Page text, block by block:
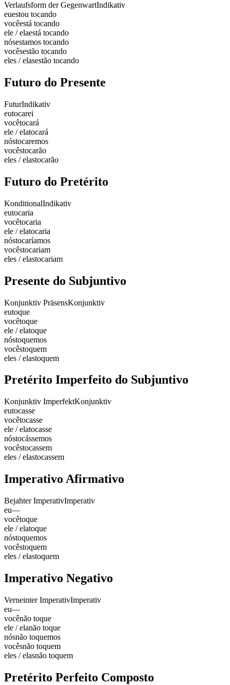
Verlaufsform der GegenwartIndikativ
euestou tocando
vocêestá tocando
ele / elaestá tocando
nósestamos tocando
vocêsestão tocando
eles / elasestão tocando
Futuro do Presente
FuturIndikativ
eutocarei
vocêtocará
ele / elatocará
nóstocaremos
vocêstocarão
eles / elastocarão
Futuro do Pretérito
KonditionalIndikativ
eutocaria
vocêtocaria
ele / elatocaria
nóstocaríamos
vocêstocariam
eles / elastocariam
Presente do Subjuntivo
Konjunktiv PräsensKonjunktiv
eutoque
vocêtoque
ele / elatoque
nóstoquemos
vocêstoquem
eles / elastoquem
Pretérito Imperfeito do Subjuntivo
Konjunktiv ImperfektKonjunktiv
eutocasse
vocêtocasse
ele / elatocasse
nóstocássemos
vocêstocassem
eles / elastocassem
Imperativo Afirmativo
Bejahter ImperativImperativ
eu—
vocêtoque
ele / elatoque
nóstoquemos
vocêstoquem
eles / elastoquem
Imperativo Negativo
Verneinter ImperativImperativ
eu—
vocênão toque
ele / elanão toque
nósnão toquemos
vocêsnão toquem
eles / elasnão toquem
Pretérito Perfeito Composto